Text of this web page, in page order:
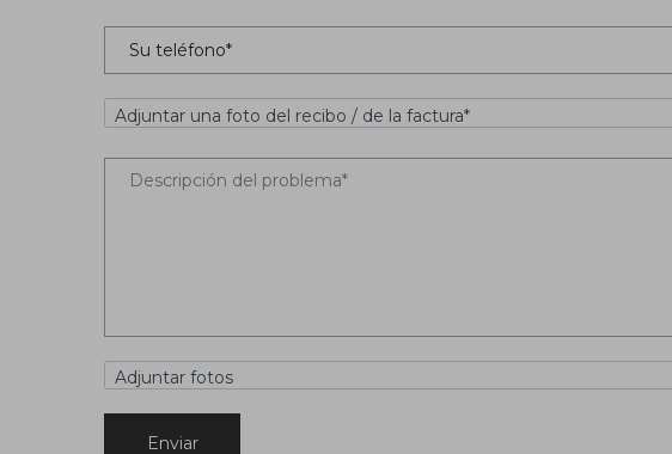
Adjuntar una foto del recibo / de la factura*
Adjuntar fotos
Enviar